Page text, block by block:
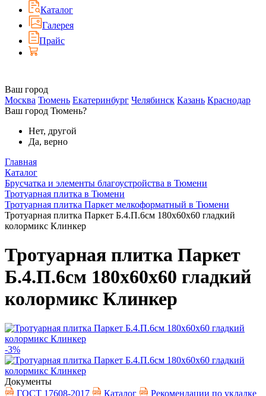
Каталог
Галерея
Прайс
Ваш город
Москва Тюмень Екатеринбург Челябинск Казань Краснодар
Ваш город Тюмень?
Нет, другой
Да, верно
Главная
Каталог
Брусчатка и элементы благоустройства в Тюмени
Тротуарная плитка в Тюмени
Тротуарная плитка Паркет мелкоформатный в Тюмени
Тротуарная плитка Паркет Б.4.П.6см 180х60х60 гладкий
колормикс Клинкер
Тротуарная плитка Паркет
Б.4.П.6см 180х60х60 гладкий
колормикс Клинкер
-3%
Документы
ГОСТ 17608-2017
Каталог Рекомендации по укладке